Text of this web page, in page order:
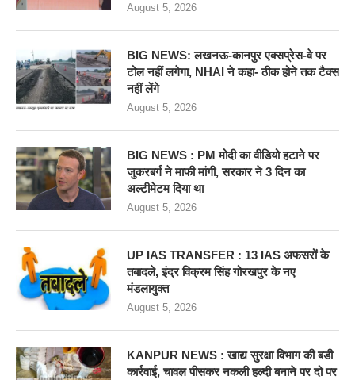
August 5, 2026
BIG NEWS: लखनऊ-कानपुर एक्सप्रेस-वे पर
टोल नहीं लगेगा, NHAI ने कहा- ठीक होने तक टैक्स
नहीं लेंगे
August 5, 2026
BIG NEWS : PM मोदी का वीडियो हटाने पर
जुकरबर्ग ने माफी मांगी, सरकार ने 3 दिन का
अल्टीमेटम दिया था
August 5, 2026
UP IAS TRANSFER : 13 IAS अफसरों के
तबादले, इंद्र विक्रम सिंह गोरखपुर के नए
मंडलायुक्त
August 5, 2026
KANPUR NEWS : खाद्य सुरक्षा विभाग की बडी
कार्रवाई, चावल पीसकर नकली हल्दी बनाने पर दो पर